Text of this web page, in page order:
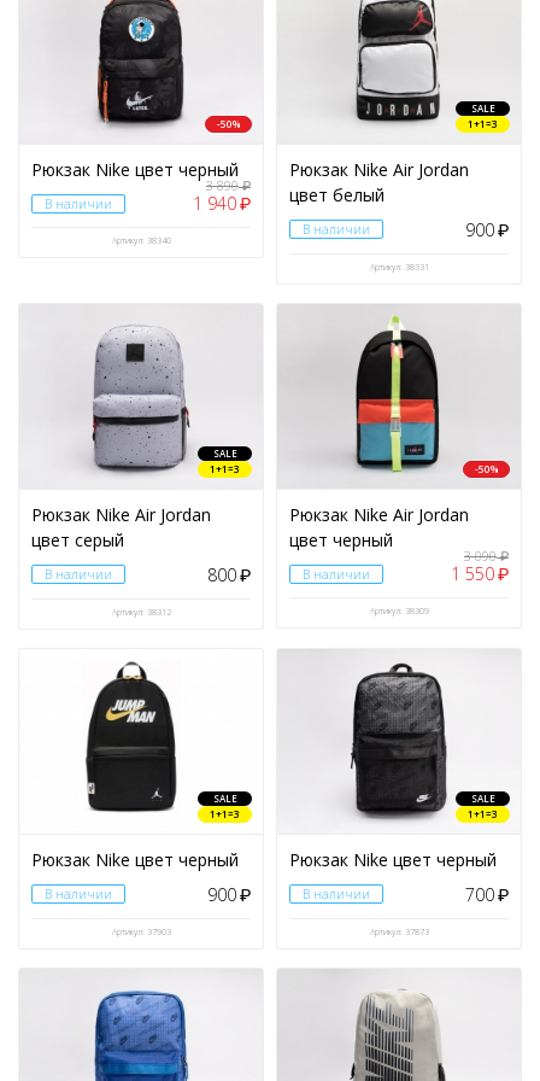
Чехол для iPhone
Чехол тактический
Шапки
(131)
Шнурки
(1)
Эспандеры
(2)
-50%
Рюкзак Nike цвет черный
В наличии
3 890₽
1 940₽
Артикул: 38340
SALE
1+1=3
Рюкзак Nike Air Jordan
цвет белый
В наличии 900₽
Артикул: 38331
SALE
1+1=3
Рюкзак Nike Air Jordan
цвет серый
В наличии 800₽
Артикул: 38312
-50%
Рюкзак Nike Air Jordan
цвет черный
В наличии
3 090₽
1 550₽
Артикул: 38309
SALE
1+1=3
Рюкзак Nike цвет черный
В наличии 900₽
Артикул: 37903
SALE
1+1=3
Рюкзак Nike цвет черный
В наличии 700₽
Артикул: 37873